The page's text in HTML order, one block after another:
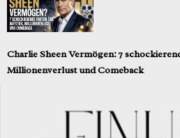
Charlie Sheen Vermögen: 7
Millionenverlust und Comeback